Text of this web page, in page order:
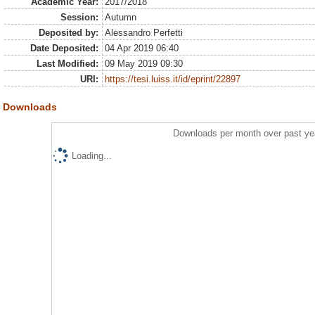
Session:
Autumn
Deposited by:
Alessandro Perfetti
Date Deposited:
04 Apr 2019 06:40
Last Modified:
09 May 2019 09:30
URI:
https://tesi.luiss.it/id/eprint/22897
Downloads
Downloads per month over past
Loading...